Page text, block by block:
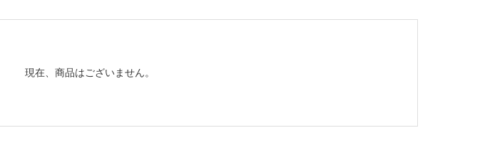
現在、商品はございません。